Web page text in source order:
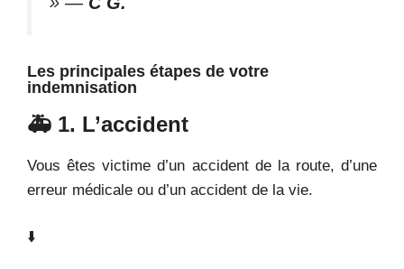
Les principales étapes de votre
indemnisation
🚑 1. L’accident
Vous êtes victime d’un accident de la route, d’une
erreur médicale ou d’un accident de la vie.
⬇️